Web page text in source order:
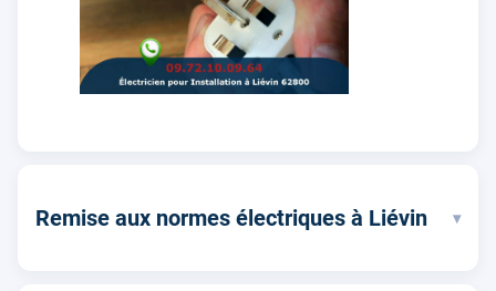
Remise aux normes électriques à Liévin ▾